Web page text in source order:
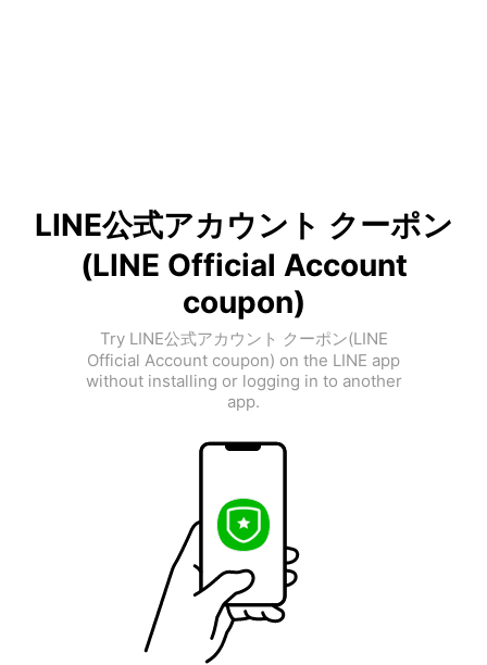
LINE公式アカウント クーポン
(LINE Official Account
coupon)
Try LINE公式アカウント クーポン(LINE
Official Account coupon) on the LINE app
without installing or logging in to another
app.